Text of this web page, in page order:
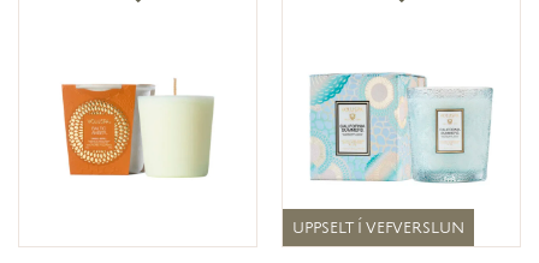
UPPSELT Í VEFVERSLUN
UPPSELT Í VEFVERSLUN